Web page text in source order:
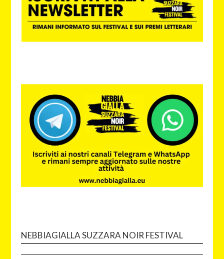
NEBBIAGIALLA SUZZARA NOIR FESTIVAL